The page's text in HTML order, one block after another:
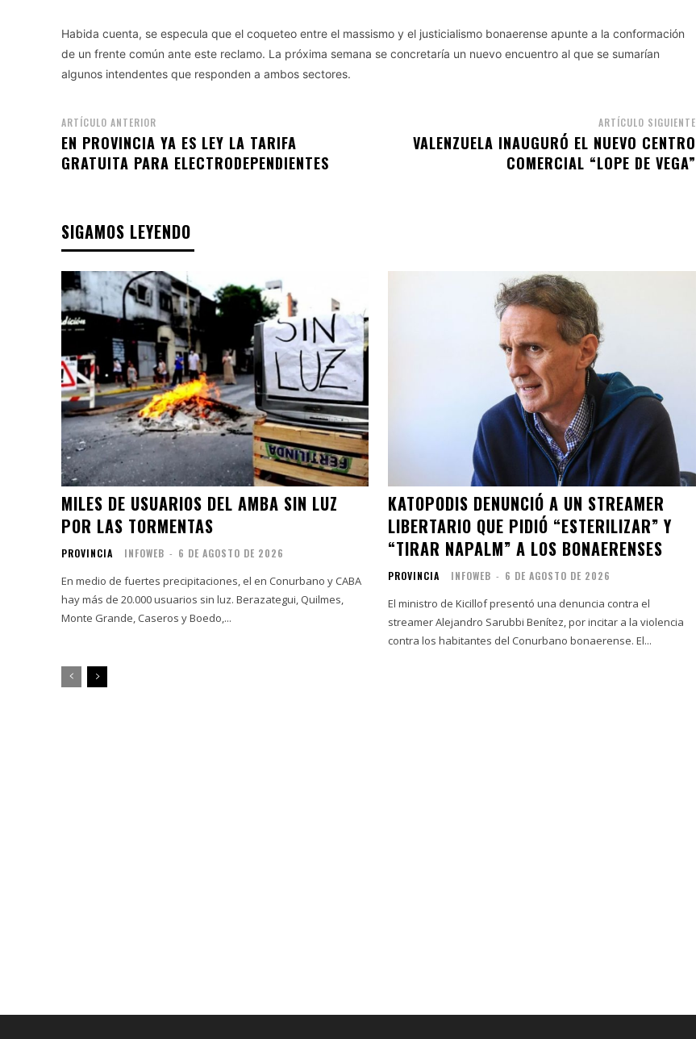
Habida cuenta, se especula que el coqueteo entre el massismo y el justicialismo bonaerense apunte a la conformación
de un frente común ante este reclamo. La próxima semana se concretaría un nuevo encuentro al que se sumarían
algunos intendentes que responden a ambos sectores.
ARTÍCULO ANTERIOR
EN PROVINCIA YA ES LEY LA TARIFA
GRATUITA PARA ELECTRODEPENDIENTES
ARTÍCULO SIGUIENTE
VALENZUELA INAUGURÓ EL NUEVO CENTRO
COMERCIAL “LOPE DE VEGA”
SIGAMOS LEYENDO
MILES DE USUARIOS DEL AMBA SIN LUZ
POR LAS TORMENTAS
PROVINCIA INFOWEB - 6 DE AGOSTO DE 2026
En medio de fuertes precipitaciones, el en Conurbano y CABA
hay más de 20.000 usuarios sin luz. Berazategui, Quilmes,
Monte Grande, Caseros y Boedo,...
KATOPODIS DENUNCIÓ A UN STREAMER
LIBERTARIO QUE PIDIÓ “ESTERILIZAR” Y
“TIRAR NAPALM” A LOS BONAERENSES
PROVINCIA INFOWEB - 6 DE AGOSTO DE 2026
El ministro de Kicillof presentó una denuncia contra el
streamer Alejandro Sarubbi Benítez, por incitar a la violencia
contra los habitantes del Conurbano bonaerense. El...